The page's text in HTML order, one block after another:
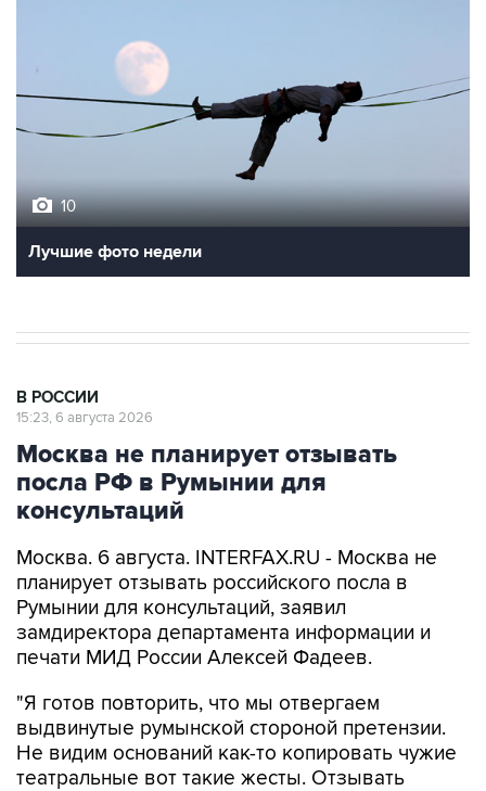
10
Лучшие фото недели
В РОССИИ
15:23, 6 августа 2026
Москва не планирует отзывать
посла РФ в Румынии для
консультаций
Москва. 6 августа. INTERFAX.RU - Москва не
планирует отзывать российского посла в
Румынии для консультаций, заявил
замдиректора департамента информации и
печати МИД России Алексей Фадеев.
"Я готов повторить, что мы отвергаем
выдвинутые румынской стороной претензии.
Не видим оснований как-то копировать чужие
театральные вот такие жесты. Отзывать